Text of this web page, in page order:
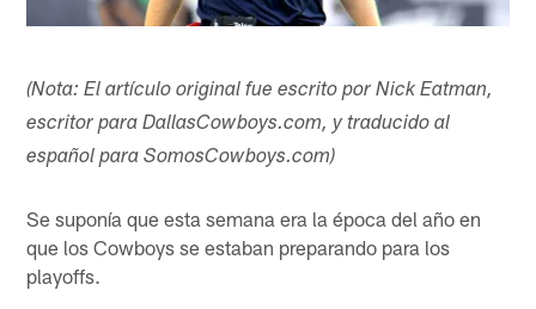
(Nota: El artículo original fue escrito por Nick Eatman,
escritor para DallasCowboys.com, y traducido al
español para SomosCowboys.com)​
Se suponía que esta semana era la época del año en
que los Cowboys se estaban preparando para los
playoffs.